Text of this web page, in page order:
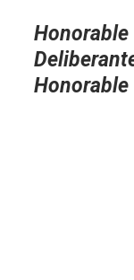
Honorable